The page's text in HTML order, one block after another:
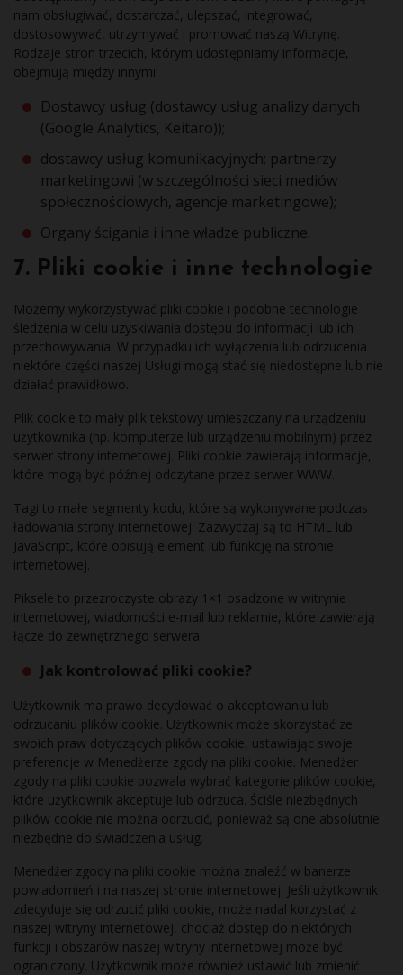
nam obsługiwać, dostarczać, ulepszać, integrować,
dostosowywać, utrzymywać i promować naszą Witrynę.
Rodzaje stron trzecich, którym udostępniamy informacje,
obejmują między innymi:
Dostawcy usług (dostawcy usług analizy danych
(Google Analytics, Keitaro));
dostawcy usług komunikacyjnych; partnerzy
marketingowi (w szczególności sieci mediów
społecznościowych, agencje marketingowe);
Organy ścigania i inne władze publiczne.
7. Pliki cookie i inne technologie
Możemy wykorzystywać pliki cookie i podobne technologie
śledzenia w celu uzyskiwania dostępu do informacji lub ich
przechowywania. W przypadku ich wyłączenia lub odrzucenia
niektóre części naszej Usługi mogą stać się niedostępne lub nie
działać prawidłowo.
Plik cookie to mały plik tekstowy umieszczany na urządzeniu
użytkownika (np. komputerze lub urządzeniu mobilnym) przez
serwer strony internetowej. Pliki cookie zawierają informacje,
które mogą być później odczytane przez serwer WWW.
Tagi to małe segmenty kodu, które są wykonywane podczas
ładowania strony internetowej. Zazwyczaj są to HTML lub
JavaScript, które opisują element lub funkcję na stronie
internetowej.
Piksele to przezroczyste obrazy 1×1 osadzone w witrynie
internetowej, wiadomości e-mail lub reklamie, które zawierają
łącze do zewnętrznego serwera.
Jak kontrolować pliki cookie?
Użytkownik ma prawo decydować o akceptowaniu lub
odrzucaniu plików cookie. Użytkownik może skorzystać ze
swoich praw dotyczących plików cookie, ustawiając swoje
preferencje w Menedżerze zgody na pliki cookie. Menedżer
zgody na pliki cookie pozwala wybrać kategorie plików cookie,
które użytkownik akceptuje lub odrzuca. Ściśle niezbędnych
plików cookie nie można odrzucić, ponieważ są one absolutnie
niezbędne do świadczenia usług.
Menedżer zgody na pliki cookie można znaleźć w banerze
powiadomień i na naszej stronie internetowej. Jeśli użytkownik
zdecyduje się odrzucić pliki cookie, może nadal korzystać z
naszej witryny internetowej, chociaż dostęp do niektórych
funkcji i obszarów naszej witryny internetowej może być
ograniczony. Użytkownik może również ustawić lub zmienić